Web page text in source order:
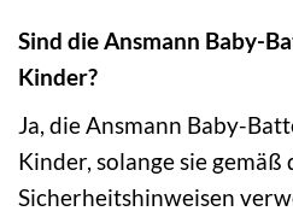
Sind die Ansmann Baby-
Kinder?
Ja, die Ansmann Baby-
Kinder, solange sie gemäß
Sicherheitshinweisen